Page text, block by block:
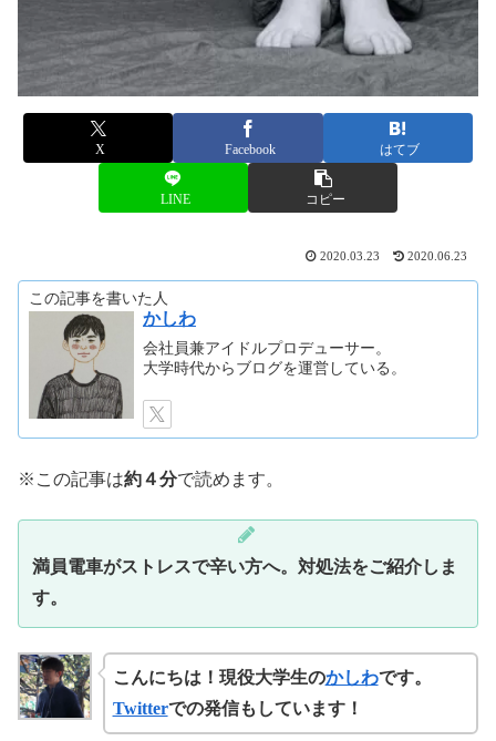
X Facebook はてブ
LINE コピー
2020.03.23 2020.06.23
この記事を書いた人
かしわ
会社員兼アイドルプロデューサー。
大学時代からブログを運営している。
※この記事は約４分で読めます。
満員電車がストレスで辛い方へ。対処法をご紹介しま
す。
こんにちは！現役大学生のかしわです。
Twitterでの発信もしています！